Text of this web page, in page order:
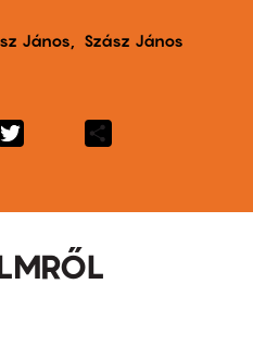
János Szász János